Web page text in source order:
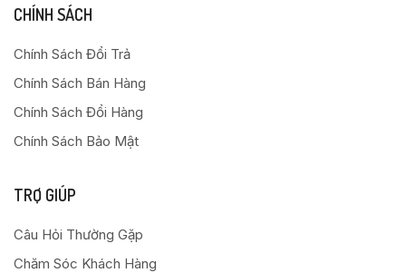
CHÍNH SÁCH
Chính Sách Đổi Trả
Chính Sách Bán Hàng
Chính Sách Đổi Hàng
Chính Sách Bảo Mật
TRỢ GIÚP
Câu Hỏi Thường Gặp
Chăm Sóc Khách Hàng